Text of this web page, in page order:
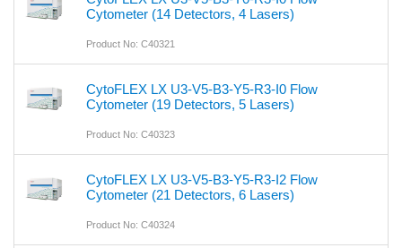
Cytometer (14 Detectors, 4 Lasers)
Product No: C40321
CytoFLEX LX U3-V5-B3-Y5-R3-I0 Flow
Cytometer (19 Detectors, 5 Lasers)
Product No: C40323
CytoFLEX LX U3-V5-B3-Y5-R3-I2 Flow
Cytometer (21 Detectors, 6 Lasers)
Product No: C40324